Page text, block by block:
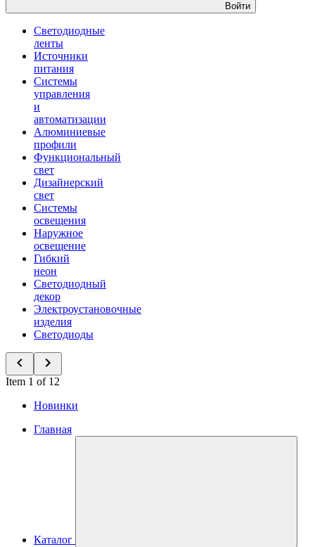
Войти
Светодиодные
ленты
Источники
питания
Системы
управления
и
автоматизации
Алюминиевые
профили
Функциональный
свет
Дизайнерский
свет
Системы
освещения
Наружное
освещение
Гибкий
неон
Светодиодный
декор
Электроустановочные
изделия
Светодиоды
Item 1 of 12
Новинки
Главная
Каталог